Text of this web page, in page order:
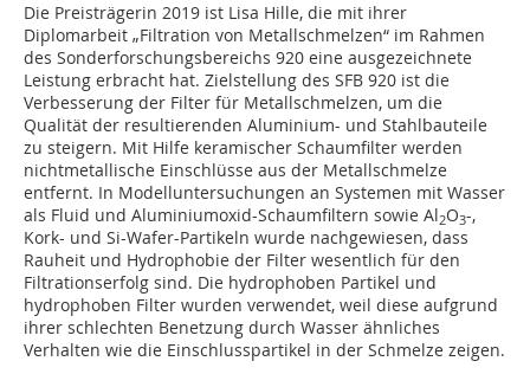
Die Preisträgerin 2019 ist Lisa Hille, die mit ihrer
Diplomarbeit „Filtration von Metallschmelzen“ im Rahmen
des Sonderforschungsbereichs 920 eine ausgezeichnete
Leistung erbracht hat. Zielstellung des SFB 920 ist die
Verbesserung der Filter für Metallschmelzen, um die
Qualität der resultierenden Aluminium- und Stahlbauteile
zu steigern. Mit Hilfe keramischer Schaumfilter werden
nichtmetallische Einschlüsse aus der Metallschmelze
entfernt. In Modelluntersuchungen an Systemen mit Wasser
als Fluid und Aluminiumoxid-Schaumfiltern sowie Al2O3-,
Kork- und Si-Wafer-Partikeln wurde nachgewiesen, dass
Rauheit und Hydrophobie der Filter wesentlich für den
Filtrationserfolg sind. Die hydrophoben Partikel und
hydrophoben Filter wurden verwendet, weil diese aufgrund
ihrer schlechten Benetzung durch Wasser ähnliches
Verhalten wie die Einschlusspartikel in der Schmelze zeigen.